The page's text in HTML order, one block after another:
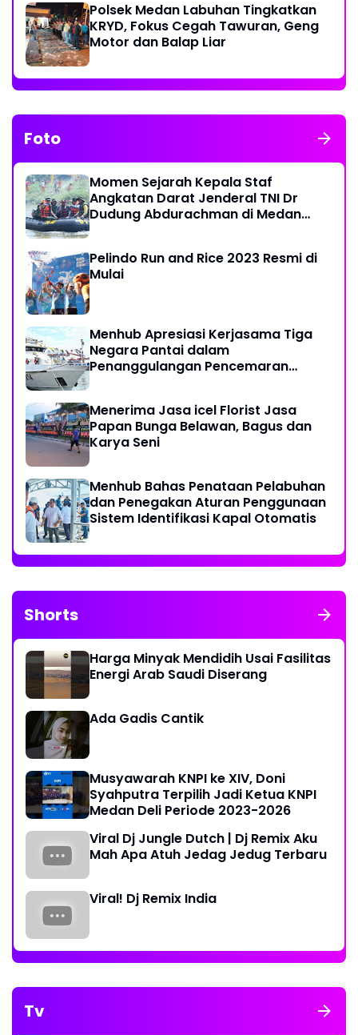
Polsek Medan Labuhan Tingkatkan
KRYD, Fokus Cegah Tawuran, Geng
Motor dan Balap Liar
Foto
Momen Sejarah Kepala Staf
Angkatan Darat Jenderal TNI Dr
Dudung Abdurachman di Medan
Pelindo Run and Rice 2023 Resmi di
Mulai
Menhub Apresiasi Kerjasama Tiga
Negara Pantai dalam
Penanggulangan Pencemaran
Menerima Jasa icel Florist Jasa
Papan Bunga Belawan, Bagus dan
Karya Seni
Menhub Bahas Penataan Pelabuhan
dan Penegakan Aturan Penggunaan
Sistem Identifikasi Kapal Otomatis
Shorts
Harga Minyak Mendidih Usai Fasilitas
Energi Arab Saudi Diserang
Ada Gadis Cantik
Musyawarah KNPI ke XIV, Doni
Syahputra Terpilih Jadi Ketua KNPI
Medan Deli Periode 2023-2026
Viral Dj Jungle Dutch | Dj Remix Aku
Mah Apa Atuh Jedag Jedug Terbaru
Viral! Dj Remix India
Tv